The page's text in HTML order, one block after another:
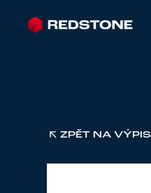
ZPĚT NA VÝPIS